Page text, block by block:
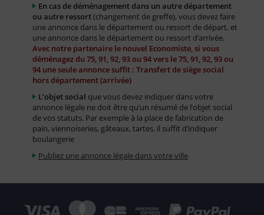
En cas de déménagement dans un autre département
ou autre ressort(changement de greffe), vous devez faire
une annonce dans le département ou ressort de départ, et
une annonce dans le département ou ressort d’arrivée.
Avec notre partenaire le nouvel Economiste, si vous
déménagez du 75, 91, 92, 93 ou 94 vers le 75, 91, 92, 93 ou
94 une seule annonce suffit : Transfert de siège social
hors département (arrivée)
L’objet social que vous devez indiquer dans votre
annonce légale ne doit être qu’un résumé de l’objet social
de vos statuts. Par exemple à la place de fabrication de
pain, viennoiseries, gâteaux, tartes, il suffit d’indiquer
boulangerie
Publiez une annonce légale dans votre ville